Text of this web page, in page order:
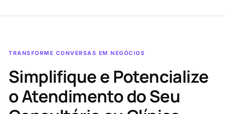
TRANSFORME CONVERSAS EM NEGÓCIOS
Simplifique e Potencialize
o Atendimento do Seu